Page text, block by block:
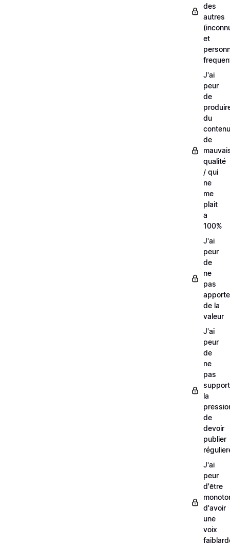
des
autres
et
J'ai
peur
de
du
contenu
de
qualité
/ qui
ne
me
plait
a
100%
J'ai
peur
de
ne
pas
de la
valeur
J'ai
peur
de
ne
pas
la
de
devoir
publier
J'ai
peur
d'être
d'avoir
une
voix